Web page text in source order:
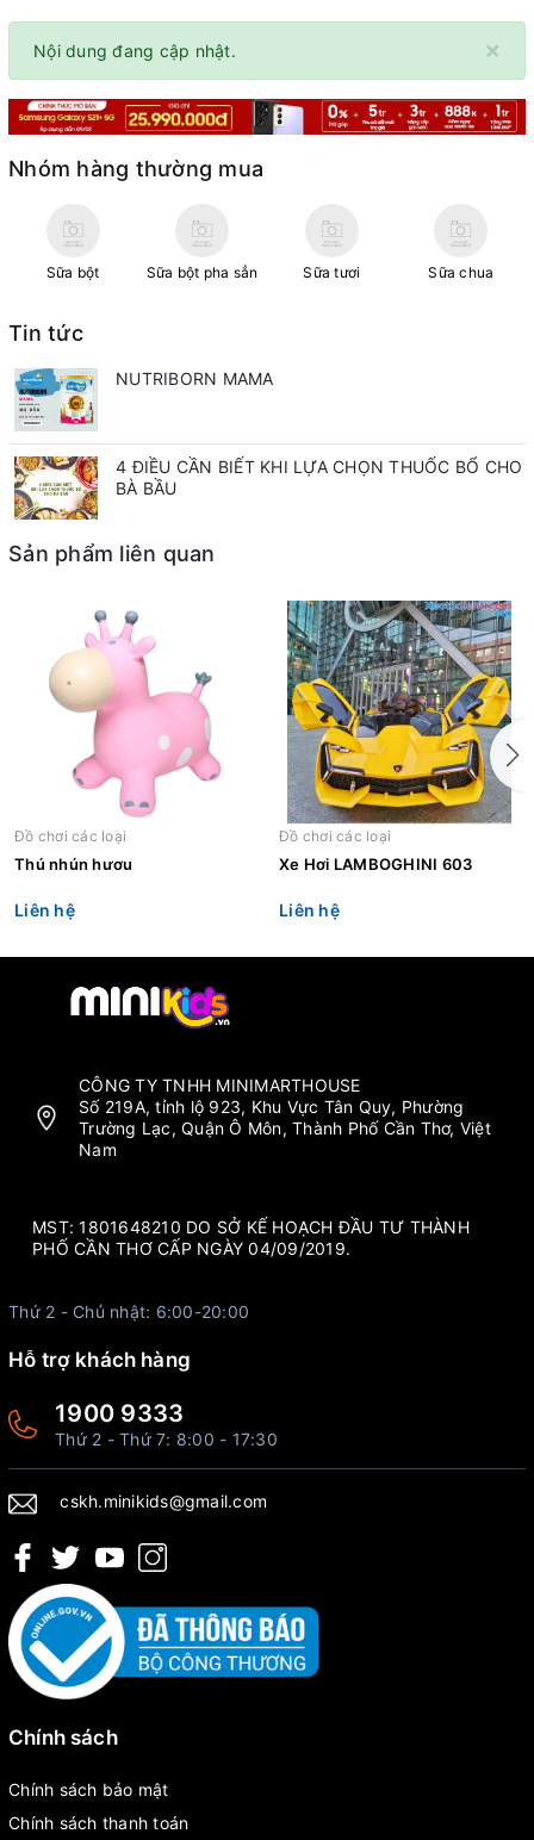
×
Nội dung đang cập nhật.
Nhóm hàng thường mua
Sữa bột Sữa bột pha sẳn Sữa tươi Sữa chua
Tin tức
NUTRIBORN MAMA
4 ĐIỀU CẦN BIẾT KHI LỰA CHỌN THUỐC BỔ CHO
BÀ BẦU
Sản phẩm liên quan
Đồ chơi các loại
Thú nhún hươu
Liên hệ
Đồ chơi các loại
Xe Hơi LAMBOGHINI 603
Liên hệ
CÔNG TY TNHH MINIMARTHOUSE
Số 219A, tỉnh lộ 923, Khu Vực Tân Quy, Phường
Trường Lạc, Quận Ô Môn, Thành Phố Cần Thơ, Việt
Nam
MST: 1801648210 DO SỞ KẾ HOẠCH ĐẦU TƯ THÀNH
PHỐ CẦN THƠ CẤP NGÀY 04/09/2019.
Thứ 2 - Chủ nhật: 6:00-20:00
Hỗ trợ khách hàng
1900 9333
Thứ 2 - Thứ 7: 8:00 - 17:30
cskh.minikids@gmail.com
Chính sách
Chính sách bảo mật
Chính sách thanh toán